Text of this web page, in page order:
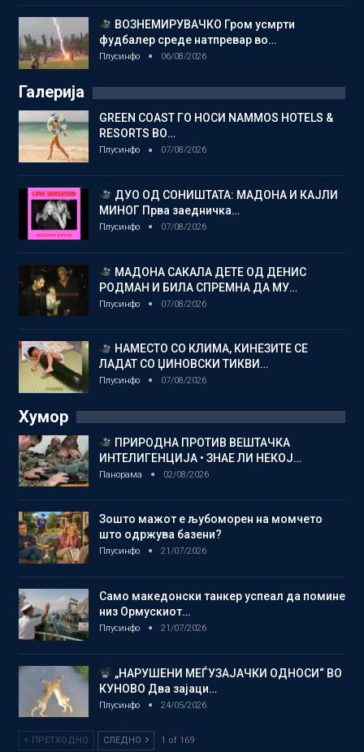
ВОЗНЕМИРУВАЧКО Гром усмрти
фудбалер среде натпревар во…
Плусинфо 06/08/2026
Галерија
GREEN COAST ГО НОСИ NAMMOS HOTELS &
RESORTS ВО…
Плусинфо 07/08/2026
ДУО ОД СОНИШТАТА: МАДОНА И КАЈЛИ
МИНОГ Прва заедничка…
Плусинфо 07/08/2026
МАДОНА САКАЛА ДЕТЕ ОД ДЕНИС
РОДМАН И БИЛА СПРЕМНА ДА МУ…
Плусинфо 07/08/2026
НАМЕСТО СО КЛИМА, КИНЕЗИТЕ СЕ
ЛАДАТ СО ЏИНОВСКИ ТИКВИ…
Плусинфо 07/08/2026
Хумор
ПРИРОДНА ПРОТИВ ВЕШТАЧКА
ИНТЕЛИГЕНЦИЈА • ЗНАЕ ЛИ НЕКОЈ…
Панорама 02/08/2026
Зошто мажот е љубоморен на момчето
што одржува базени?
Плусинфо 21/07/2026
Само македонски танкер успеал да помине
низ Ормускиот…
Плусинфо 21/07/2026
„НАРУШЕНИ МЕЃУЗАЈАЧКИ ОДНОСИ“ ВО
КУНОВО Два зајаци…
Плусинфо 24/05/2026
ПРЕТХОДНО СЛЕДНО 1 of 169